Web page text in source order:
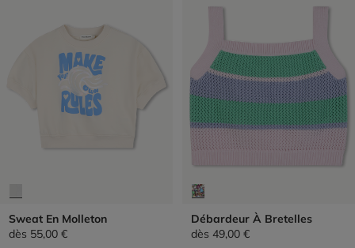
Sweat En Molleton
dès 55,00 €
Débardeur À Bretelles
dès 49,00 €